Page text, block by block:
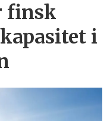
finsk
i